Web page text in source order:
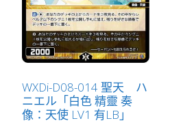
WXDi-D08-014 聖天 ハ
ニエル「白色 精靈 奏
像：天使 LV1 有LB」